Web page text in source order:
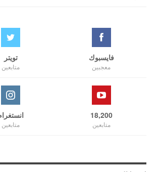
فايسبوك
معجبين
تويتر
متابعين
18,200
متابعين متابعين